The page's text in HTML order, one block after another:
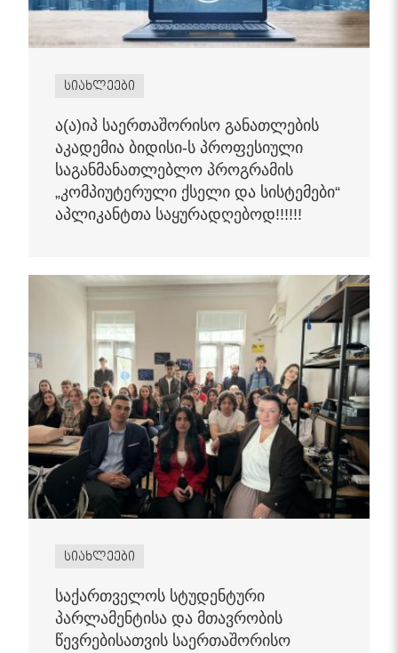
სიახლეები
ა(ა)იპ საერთაშორისო განათლების
აკადემია ბიდისი-ს პროფესიული
საგანმანათლებლო პროგრამის
„კომპიუტერული ქსელი და სისტემები“
აპლიკანტთა საყურადღებოდ!!!!!!
სიახლეები
საქართველოს სტუდენტური
პარლამენტისა და მთავრობის
წევრებისათვის საერთაშორისო